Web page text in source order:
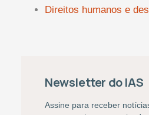
Direitos humanos e
Newsletter do IAS
Assine para receber